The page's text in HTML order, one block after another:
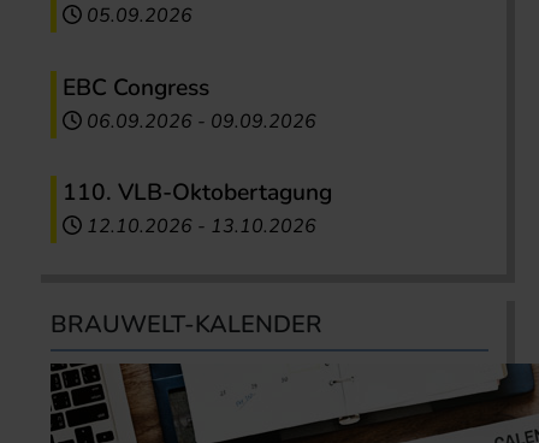
05.09.2026
EBC Congress
06.09.2026 - 09.09.2026
110. VLB-Oktobertagung
12.10.2026 - 13.10.2026
BRAUWELT-KALENDER